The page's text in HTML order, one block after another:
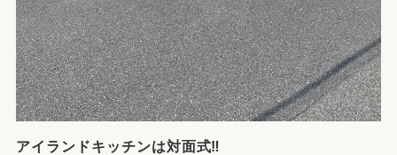
アイランドキッチンは対面式‼